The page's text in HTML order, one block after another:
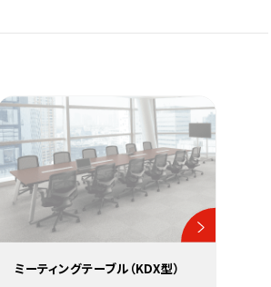
ミーティングテーブル（KDX型）